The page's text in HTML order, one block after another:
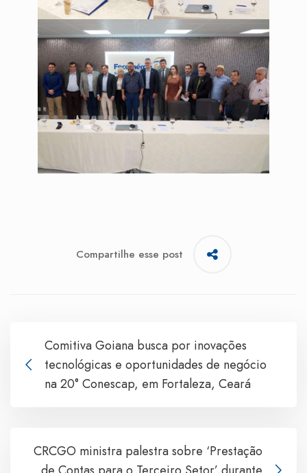
Compartilhe esse post
Comitiva Goiana busca por inovações
tecnológicas e oportunidades de negócio
na 20° Conescap, em Fortaleza, Ceará
CRCGO ministra palestra sobre ‘Prestação